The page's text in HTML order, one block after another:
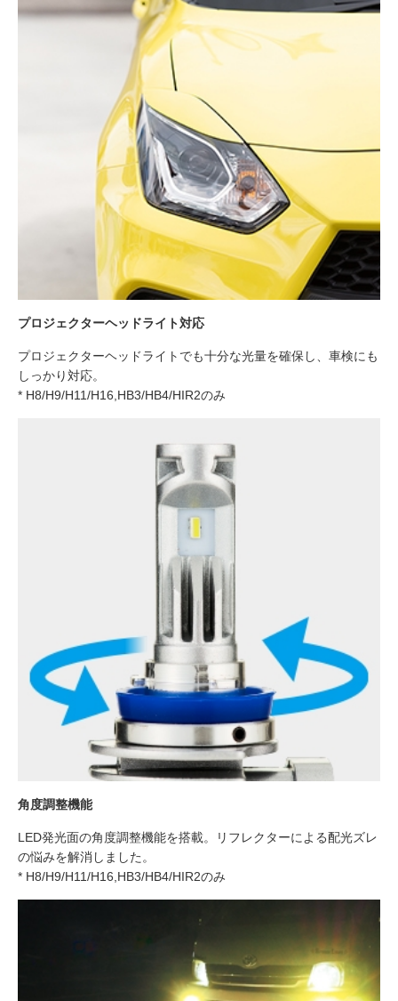
プロジェクターヘッドライト対応
プロジェクターヘッドライトでも十分な光量を確保し、車検にも
しっかり対応。
* H8/H9/H11/H16,HB3/HB4/HIR2のみ
角度調整機能
LED発光面の角度調整機能を搭載。リフレクターによる配光ズレ
の悩みを解消しました。
* H8/H9/H11/H16,HB3/HB4/HIR2のみ